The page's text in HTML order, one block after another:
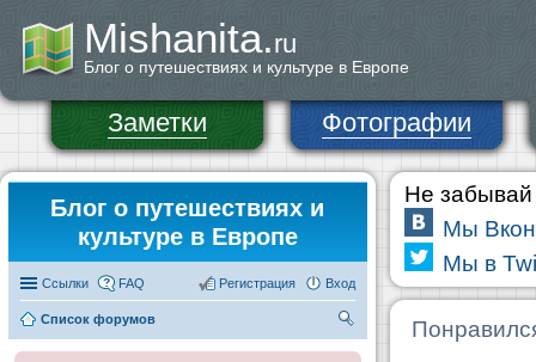
Mishanita.ru
Блог о путешествиях и культуре в Европе
Заметки Фотографии
Блог о путешествиях и
культуре в Европе
Ссылки FAQ Вход
Регистрация
Список форумов
Не забывай
Мы
Мы в